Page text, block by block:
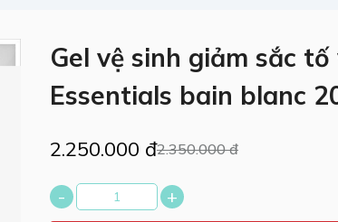
Gel vệ sinh giảm sắc
Essentials bain blanc
2.250.000 đ2.350.000 đ
- +